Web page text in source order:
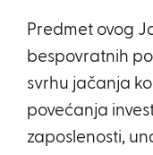
Predmet ovog
bespovratnih
svrhu jačanja
povećanja
zaposlenosti,